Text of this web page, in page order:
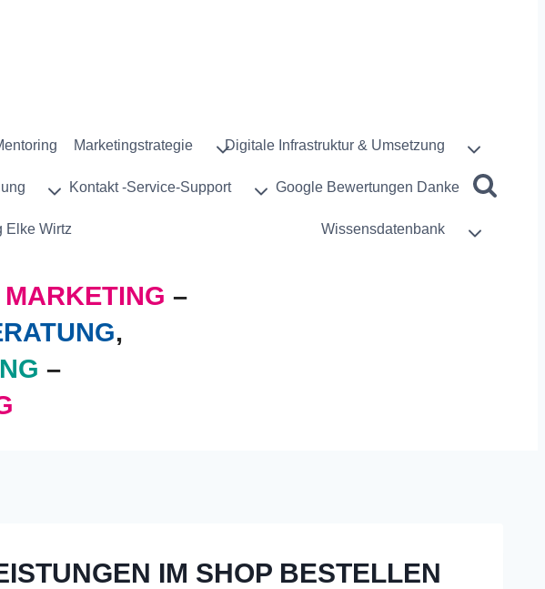
Marketingstrategie Digitale Infrastruktur & Umsetzung
Kontakt -Service-Support Google Bewertungen Danke
Elke Wirtz Wissensdatenbank
MARKETING –
,
–
IM SHOP BESTELLEN